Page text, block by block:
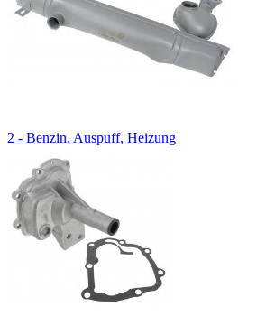
2 - Benzin, Auspuff, Heizung